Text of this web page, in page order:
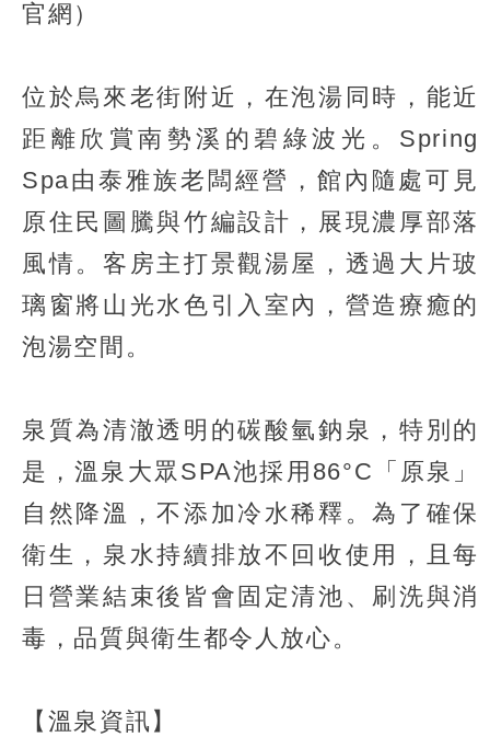
官網）
位於烏來老街附近，在泡湯同時，能近
距離欣賞南勢溪的碧綠波光。Spring
Spa由泰雅族老闆經營，館內隨處可見
原住民圖騰與竹編設計，展現濃厚部落
風情。客房主打景觀湯屋，透過大片玻
璃窗將山光水色引入室內，營造療癒的
泡湯空間。
泉質為清澈透明的碳酸氫鈉泉，特別的
是，溫泉大眾SPA池採用86°C「原泉」
自然降溫，不添加冷水稀釋。為了確保
衛生，泉水持續排放不回收使用，且每
日營業結束後皆會固定清池、刷洗與消
毒，品質與衛生都令人放心。
【溫泉資訊】